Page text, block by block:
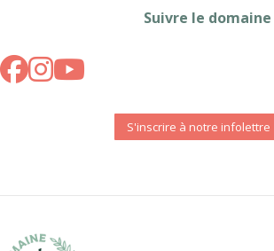
Suivre le domaine
S'inscrire à notre infolettre